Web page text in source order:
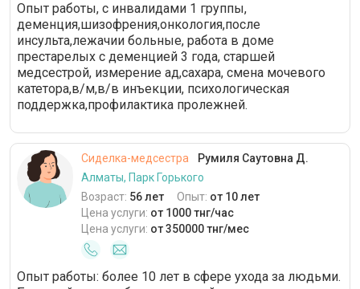
Опыт работы, с инвалидами 1 группы,
деменция,шизофрения,онкология,после
инсульта,лежачии больные, работа в доме
престарелых с деменцией 3 года, старшей
медсестрой, измерение ад,сахара, смена мочевого
катетора,в/м,в/в инъекции, психологическая
поддержка,профилактика пролежней.
Сиделка-медсестра
Румиля Саутовна Д.
Алматы, Парк Горького
Возраст: 56 лет Опыт: от 10 лет
Цена услуги: от 1000 тнг/час
Цена услуги: от 350000 тнг/мес
Опыт работы: более 10 лет в сфере ухода за людьми.